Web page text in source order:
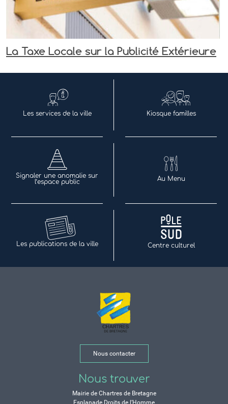
La Taxe Locale sur la Publicité Extérieure
Les services de la ville Kiosque familles
Signaler une anomalie sur
l’espace public
Au Menu
Les publications de la ville Centre culturel
Nous contacter
Nous trouver
Mairie de Chartres de Bretagne
Esplanade Droits de l’Homme